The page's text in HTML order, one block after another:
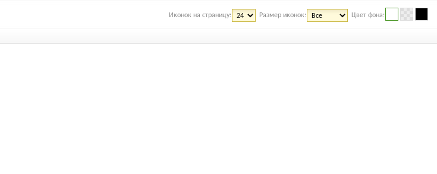
Иконок на страницу: Размер иконок: Цвет фона: